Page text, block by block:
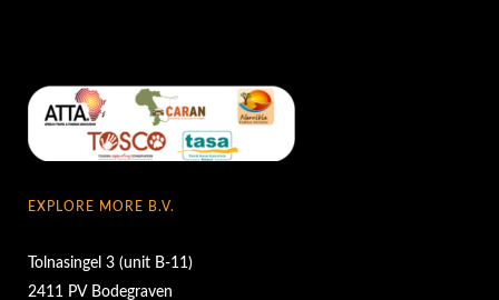
EXPLORE MORE B.V.
Tolnasingel 3 (unit B-11)
2411 PV Bodegraven